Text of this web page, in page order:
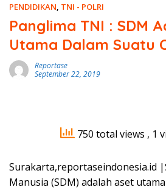
PENDIDIKAN, TNI - POLRI
Panglima TNI : SDM
Utama Dalam Suatu
Reportase
September 22, 2019
750 total views , 1
Surakarta,reportaseindonesia.id
Manusia (SDM) adalah aset